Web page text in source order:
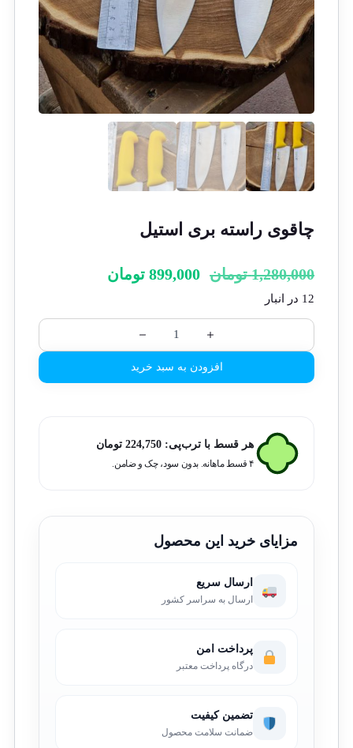
چاقوی راسته بری استیل
1,280,000 تومان 899,000 تومان
12 در انبار
افزودن به سبد خرید
هر قسط با ترب‌پی: 224,750 تومان
۴ قسط ماهانه. بدون سود، چک و ضامن.
مزایای خرید این محصول
ارسال سریع
ارسال به سراسر کشور
پرداخت امن
درگاه پرداخت معتبر
تضمین کیفیت
ضمانت سلامت محصول